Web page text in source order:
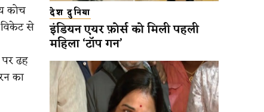
कोच
से
ढह
का
देश दुनिया
इंडियन एयर फ़ोर्स को मिली पहली
महिला ‘टॉप गन’